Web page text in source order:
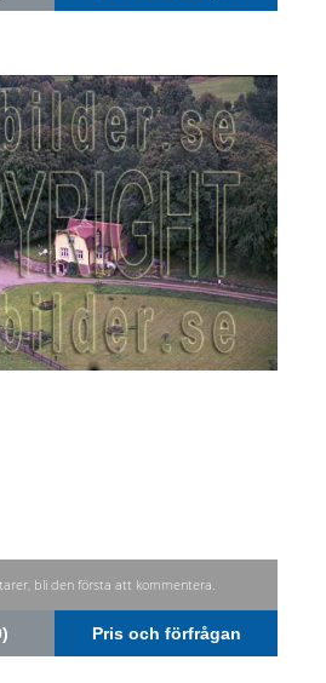
bli den första att kommentera.
Pris och förfrågan